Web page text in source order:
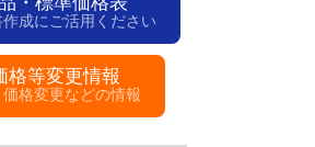
成にご活用ください
格等変更情報
格変更などの情報